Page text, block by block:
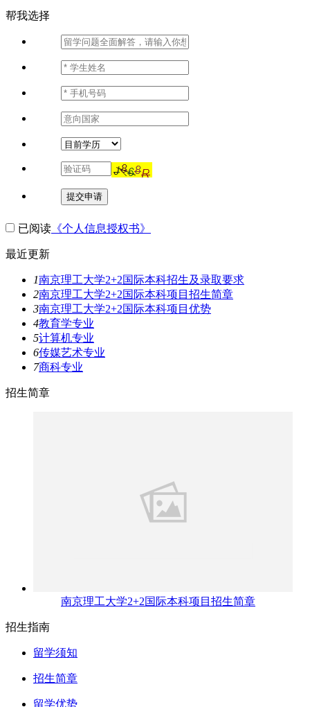
帮我选择
提交申请
已阅读 《个人信息授权书》
最近更新
1南京理工大学2+2国际本科招生及录取要求
2南京理工大学2+2国际本科项目招生简章
3南京理工大学2+2国际本科项目优势
4教育学专业
5计算机专业
6传媒艺术专业
7商科专业
招生简章
南京理工大学2+2国际本科项目招生简章
招生指南
留学须知
招生简章
留学优势